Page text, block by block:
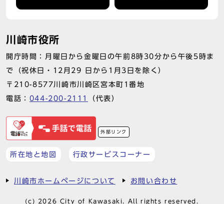
川崎市役所
開庁時間：月曜日から金曜日の午前8時30分から午後5時ま
で（祝休日・12月29 日から1月3日を除く）
〒210-8577川崎市川崎区宮本町1番地
電話： 044-200-2111 （代表）
外部リンク
所在地と地図 行政サービスコーナー
川崎市ホームページについて お問い合わせ
(c) 2026 City of Kawasaki. All rights reserved.